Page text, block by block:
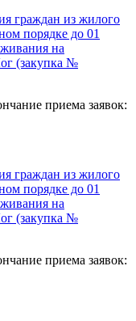
граждан из жилого
порядке до 01
на
(закупка №
приема заявок:
граждан из жилого
порядке до 01
на
(закупка №
приема заявок: